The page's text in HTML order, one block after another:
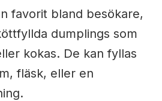
favorit bland besökare,
dumplings som
kokas. De kan fyllas
fläsk, eller en